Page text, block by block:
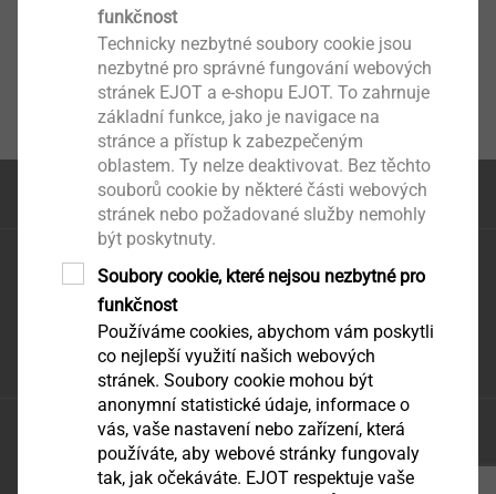
na začátek stránky
EJOT CZ, s.r.o.
Zděbradská 65
251 01 Říčany – Jažlovice
infoCZ@ejot.com
Ochrana údajů
tisk stránky
funkčnost
Technicky nezbytné soubory cookie jsou
nezbytné pro správné fungování webových
stránek EJOT a e-shopu EJOT. To zahrnuje
základní funkce, jako je navigace na
stránce a přístup k zabezpečeným
oblastem. Ty nelze deaktivovat. Bez těchto
souborů cookie by některé části webových
stránek nebo požadované služby nemohly
být poskytnuty.
Soubory cookie, které nejsou nezbytné pro
funkčnost
Používáme cookies, abychom vám poskytli
co nejlepší využití našich webových
stránek. Soubory cookie mohou být
anonymní statistické údaje, informace o
vás, vaše nastavení nebo zařízení, která
používáte, aby webové stránky fungovaly
tak, jak očekáváte. EJOT respektuje vaše